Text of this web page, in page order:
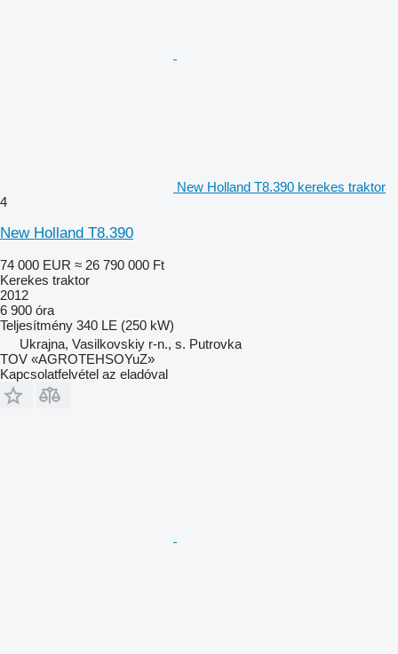
New Holland T8.390 kerekes traktor
4
New Holland T8.390
74 000 EUR ≈ 26 790 000 Ft
Kerekes traktor
2012
6 900 óra
Teljesítmény 340 LE (250 kW)
Ukrajna, Vasilkovskiy r-n., s. Putrovka
TOV «AGROTEHSOYuZ»
Kapcsolatfelvétel az eladóval